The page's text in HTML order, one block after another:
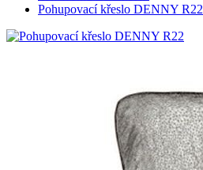
Pohupovací křeslo DENNY R22